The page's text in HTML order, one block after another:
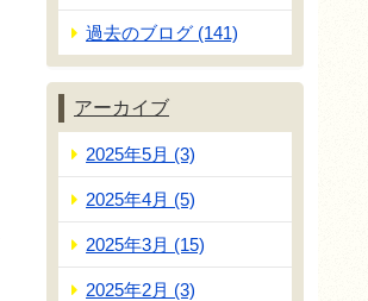
過去のブログ (141)
アーカイブ
2025年5月 (3)
2025年4月 (5)
2025年3月 (15)
2025年2月 (3)